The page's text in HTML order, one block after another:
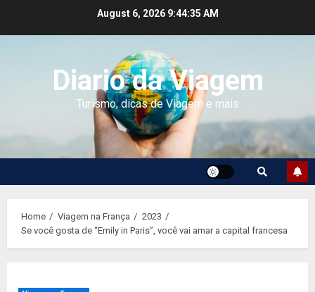
August 6, 2026 9:44:36 AM
Diario da Viagem
Turismo, dicas de Viagem e mais
Home Viagem na França
2023
Se você gosta de “Emily in Paris”, você vai amar a capital francesa